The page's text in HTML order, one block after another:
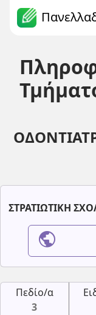
ΣΤΡΑΤΙΩΤΙΚΗ
public
Πεδίο/α
3